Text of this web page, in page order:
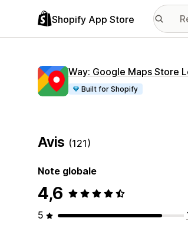
Shopify App Store
Way: Google Maps Store
Built for Shopify
Avis (121)
Note globale
4,6
5